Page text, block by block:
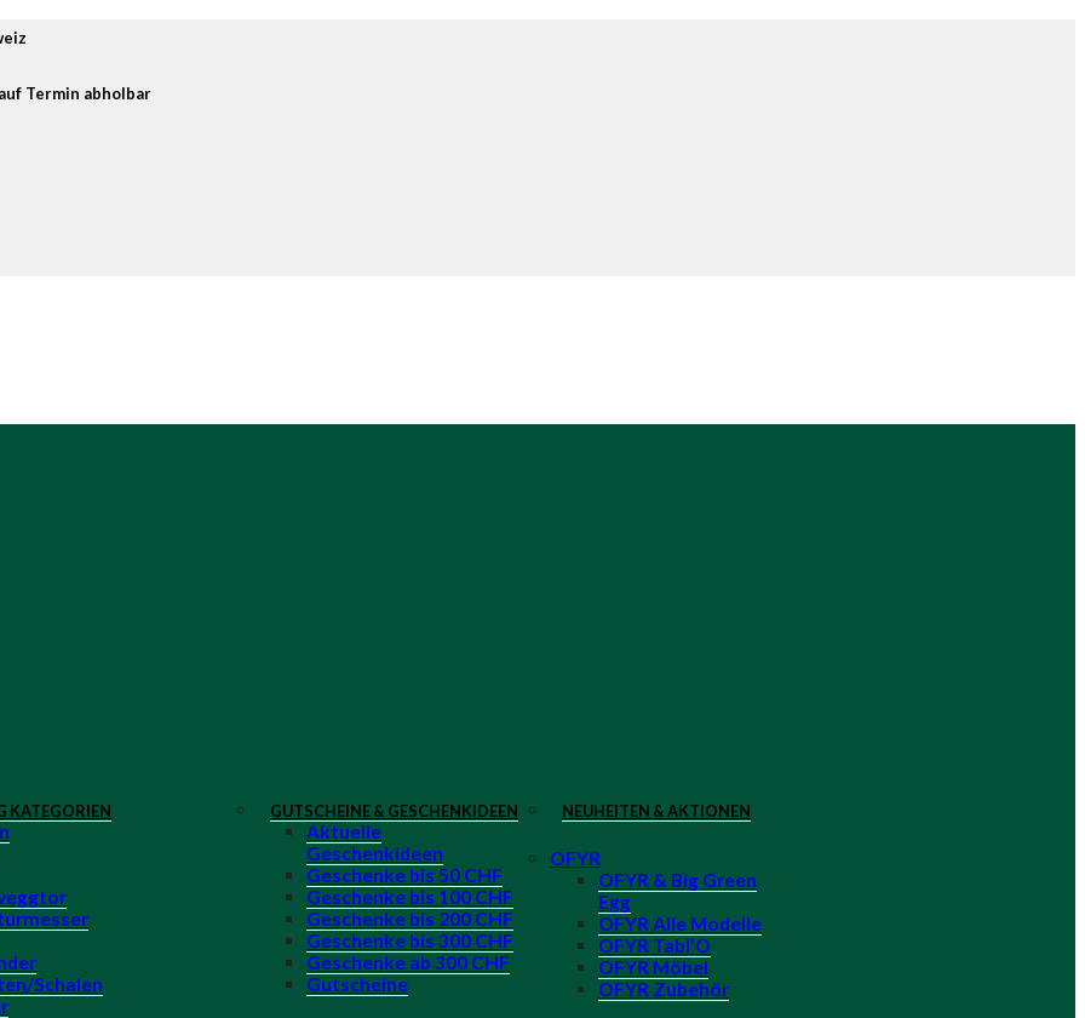
Termin abholbar
KATEGORIEN
Schalen
GUTSCHEINE & GESCHENKIDEEN
Aktuelle
Geschenkideen
Geschenke bis 50 CHF
Geschenke bis 100 CHF
Geschenke bis 200 CHF
Geschenke bis 300 CHF
Geschenke ab 300 CHF
Gutscheine
NEUHEITEN & AKTIONEN
OFYR
OFYR & Big Green
Egg
OFYR Alle Modelle
OFYR Tabl’O
OFYR Möbel
OFYR Zubehör